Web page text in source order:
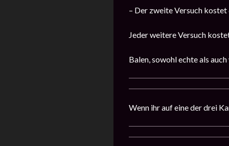
– Der zweite Versuch kostet
Jeder weitere Versuch
Balen, sowohl echte als
Wenn ihr auf eine der drei